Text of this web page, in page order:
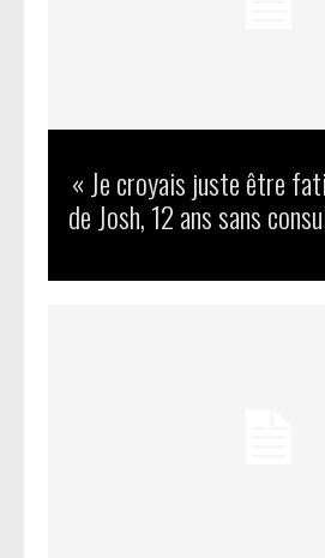
« Je croyais juste être
de Josh, 12 ans sans